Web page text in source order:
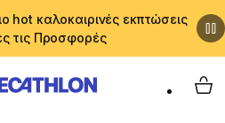
hot καλοκαιρινές εκπτώσεις
τις Προσφορές
My